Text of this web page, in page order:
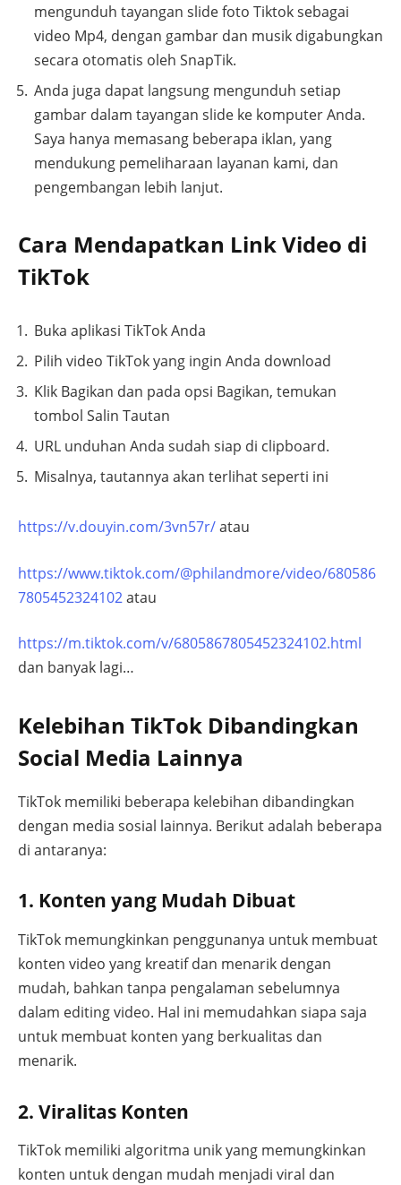
mengunduh tayangan slide foto Tiktok sebagai
video Mp4, dengan gambar dan musik digabungkan
secara otomatis oleh SnapTik.
Anda juga dapat langsung mengunduh setiap
gambar dalam tayangan slide ke komputer Anda.
Saya hanya memasang beberapa iklan, yang
mendukung pemeliharaan layanan kami, dan
pengembangan lebih lanjut.
Cara Mendapatkan Link Video di
TikTok
Buka aplikasi TikTok Anda
Pilih video TikTok yang ingin Anda download
Klik Bagikan dan pada opsi Bagikan, temukan
tombol Salin Tautan
URL unduhan Anda sudah siap di clipboard.
Misalnya, tautannya akan terlihat seperti ini
https://v.douyin.com/3vn57r/atau
https://www.tiktok.com/@philandmore/video/680586
7805452324102atau
https://m.tiktok.com/v/6805867805452324102.html
dan banyak lagi…
Kelebihan TikTok Dibandingkan
Social Media Lainnya
TikTok memiliki beberapa kelebihan dibandingkan
dengan media sosial lainnya. Berikut adalah beberapa
di antaranya:
1. Konten yang Mudah Dibuat
TikTok memungkinkan penggunanya untuk membuat
konten video yang kreatif dan menarik dengan
mudah, bahkan tanpa pengalaman sebelumnya
dalam editing video. Hal ini memudahkan siapa saja
untuk membuat konten yang berkualitas dan
menarik.
2. Viralitas Konten
TikTok memiliki algoritma unik yang memungkinkan
konten untuk dengan mudah menjadi viral dan